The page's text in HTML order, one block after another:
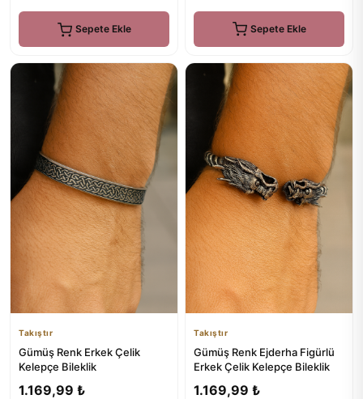
Sepete Ekle Sepete Ekle
Takıştır
Gümüş Renk Erkek Çelik
Kelepçe Bileklik
1.169,99 ₺
Takıştır
Gümüş Renk Ejderha Figürlü
Erkek Çelik Kelepçe Bileklik
1.169,99 ₺